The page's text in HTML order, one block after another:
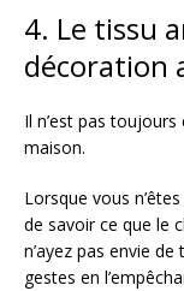
4. Le tissu
décoration
Il n’est pas
maison.
Lorsque vous
de savoir ce que le
n’ayez pas envie
gestes en